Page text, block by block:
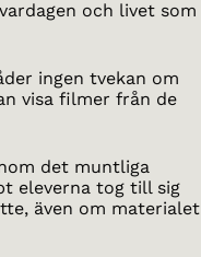
och livet som
ingen tvekan om
visa filmer från de
det muntliga
eleverna tog till sig
även om materialet